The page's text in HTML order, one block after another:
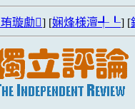
璇勮] [娴烽様澶╃┖] [